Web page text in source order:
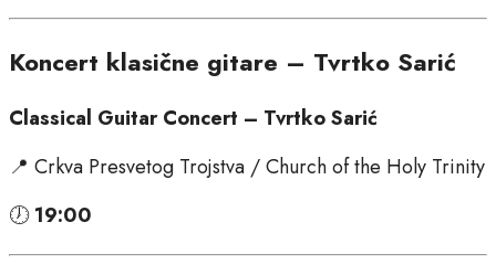
Koncert klasične gitare – Tvrtko Sarić
Classical Guitar Concert – Tvrtko Sarić
📍 Crkva Presvetog Trojstva / Church of the Holy Trinity
🕖19:00